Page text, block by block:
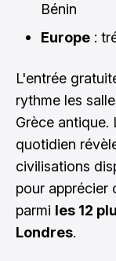
Bénin
Europe :
L'entrée
rythme les
Grèce antique.
quotidien
civilisations
pour apprécier
parmi les 12
Londres.